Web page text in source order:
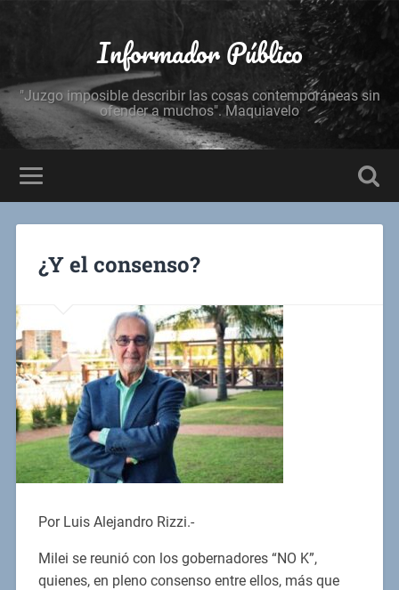
Informador Público
"Juzgo imposible describir las cosas contemporáneas sin
ofender a muchos". Maquiavelo
¿Y el consenso?
Por Luis Alejandro Rizzi.-
Milei se reunió con los gobernadores “NO K”,
quienes, en pleno consenso entre ellos, más que